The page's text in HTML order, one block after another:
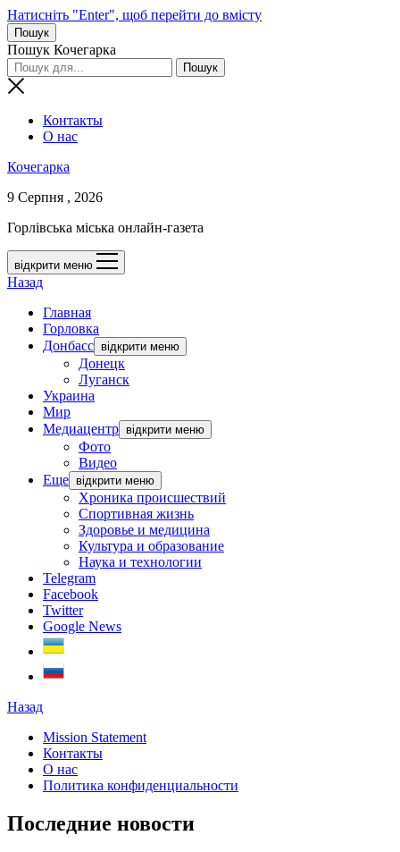
Натисніть "Enter", щоб перейти до вмісту
Пошук
Пошук Кочегарка
Контакты
О нас
Кочегарка
9 Серпня , 2026
Горлівська міська онлайн-газета
відкрити меню
Назад
Главная
Горловка
Донбасс відкрити меню
Донецк
Луганск
Украина
Мир
Медиацентр відкрити меню
Фото
Видео
Еще відкрити меню
Хроника происшествий
Спортивная жизнь
Здоровье и медицина
Культура и образование
Наука и технологии
Telegram
Facebook
Twitter
Google News
Назад
Mission Statement
Контакты
О нас
Политика конфиденциальности
Последние новости